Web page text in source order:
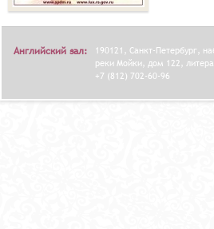
Английский зал:
190121, Санкт-Петербург,
реки Мойки, дом 122,
+7 (812) 702-60-96